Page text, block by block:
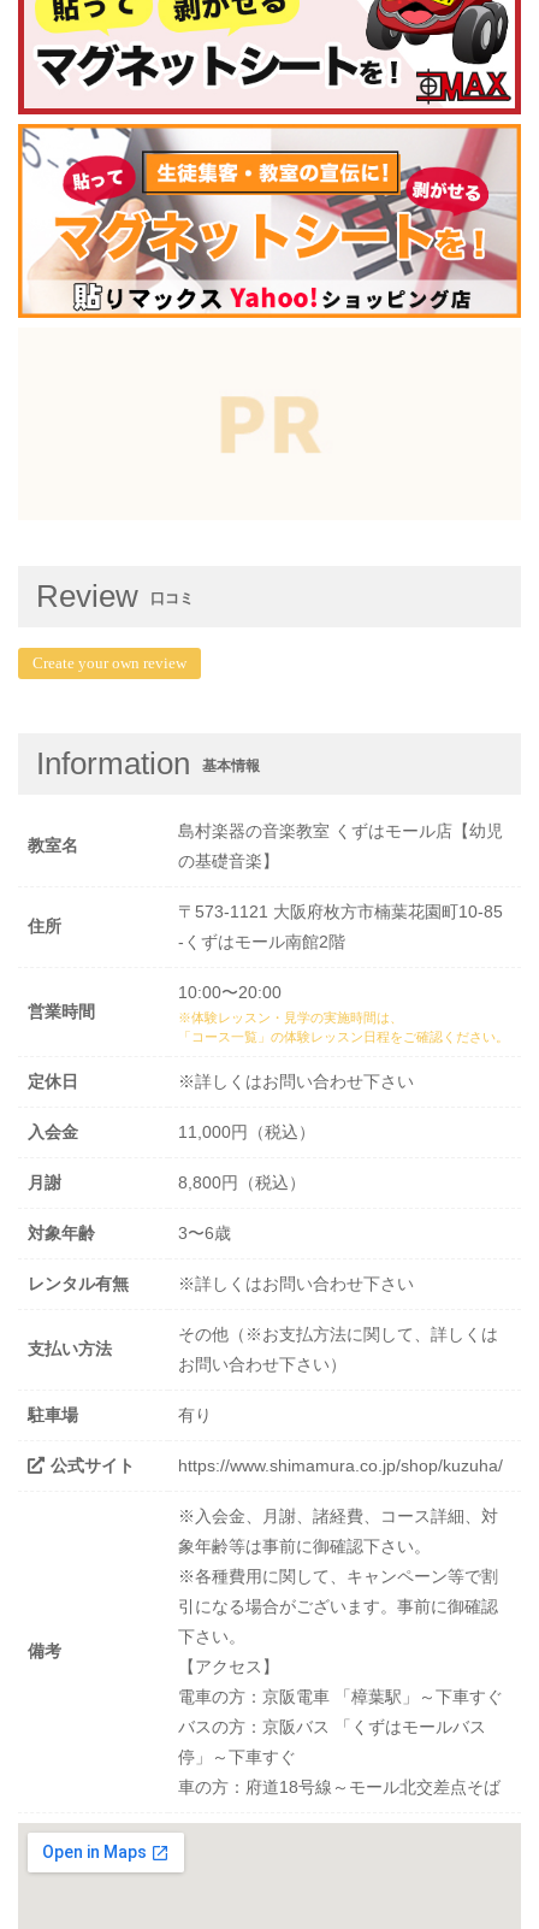
Review 口コミ
Create your own review
Information 基本情報
教室名
島村楽器の音楽教室 くずはモール店【幼児
の基礎音楽】
住所
〒573-1121 大阪府枚方市楠葉花園町10-85
-くずはモール南館2階
営業時間
10:00〜20:00
※体験レッスン・見学の実施時間は、
「コース一覧」の体験レッスン日程をご確認ください。
定休日 ※詳しくはお問い合わせ下さい
入会金 11,000円（税込）
月謝 8,800円（税込）
対象年齢 3〜6歳
レンタル有無 ※詳しくはお問い合わせ下さい
支払い方法
その他（※お支払方法に関して、詳しくは
お問い合わせ下さい）
駐車場 有り
公式サイト https://www.shimamura.co.jp/shop/kuzuha/
備考
※入会金、月謝、諸経費、コース詳細、対
象年齢等は事前に御確認下さい。
※各種費用に関して、キャンペーン等で割
引になる場合がございます。事前に御確認
下さい。
【アクセス】
電車の方：京阪電車 「樟葉駅」～下車すぐ
バスの方：京阪バス 「くずはモールバス
停」～下車すぐ
車の方：府道18号線～モール北交差点そば